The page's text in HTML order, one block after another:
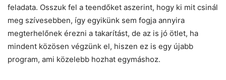
feladata. Osszuk fel a teendőket aszerint, hogy ki mit csinál
meg szívesebben, így egyikünk sem fogja annyira
megterhelőnek érezni a takarítást, de az is jó ötlet, ha
mindent közösen végzünk el, hiszen ez is egy újabb
program, ami közelebb hozhat egymáshoz.